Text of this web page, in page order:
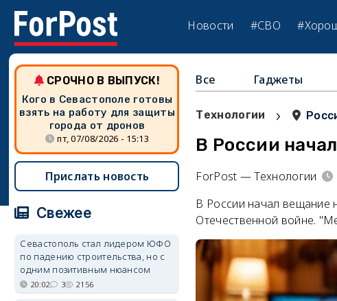
Новости #СВО
Все Гаджеты
Технологии ›
В России
ForPost — Технологии
В России начал вещание
Отечественной войне.
СРОЧНО В ВЫПУСК!
Кого в Севастополе готовы
взять на работу для защиты
города от дронов
пт, 07/08/2026 - 15:13
Прислать новость
Свежее
Севастополь стал лидером ЮФО
по падению строительства, но с
одним позитивным нюансом
20:02 3 2156